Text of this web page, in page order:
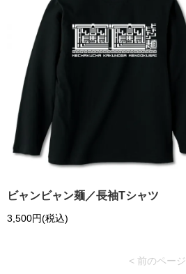
ビャンビャン麺／長袖Tシャツ
3,500円(税込)
< 前のページ